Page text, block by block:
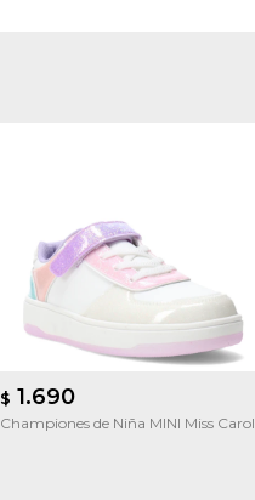
$ 1.690
Championes de Niña MINI Miss Carol